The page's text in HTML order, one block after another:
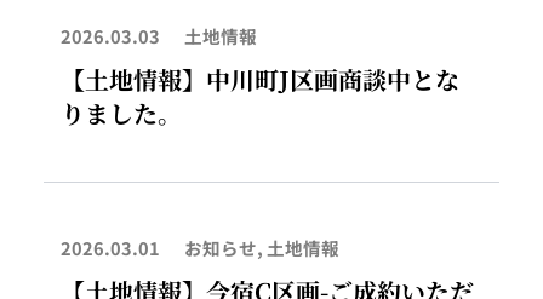
2026.03.03 土地情報
【土地情報】中川町J区画商談中とな
りました。
2026.03.01 お知らせ, 土地情報
【土地情報】今宿C区画-ご成約いただ